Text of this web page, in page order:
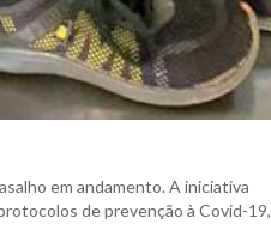
em andamento. A iniciativa
de prevenção à Covid-19,